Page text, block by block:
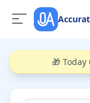
🎁 Today